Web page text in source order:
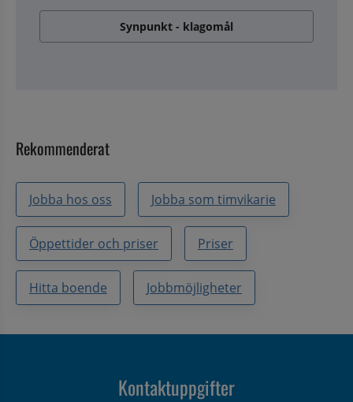
Synpunkt - klagomål
Rekommenderat
Jobba hos oss Jobba som timvikarie
Öppettider och priser Priser
Hitta boende Jobbmöjligheter
Kontaktuppgifter